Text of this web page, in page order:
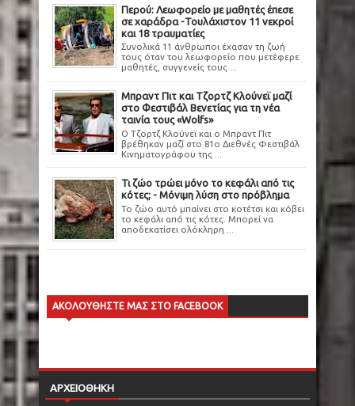
Περού: Λεωφορείο με μαθητές έπεσε
σε χαράδρα -Τουλάχιστον 11 νεκροί
και 18 τραυματίες
Συνολικά 11 άνθρωποι έχασαν τη ζωή
τους όταν του λεωφορείο που μετέφερε
μαθητές, συγγενείς τους ...
Μπραντ Πιτ και Τζορτζ Κλούνεϊ μαζί
στο Φεστιβάλ Βενετίας για τη νέα
ταινία τους «Wolfs»
Ο Τζορτζ Κλούνεϊ και ο Μπραντ Πιτ
βρέθηκαν μαζί στο 81ο Διεθνές Φεστιβάλ
Κινηματογράφου της ...
Τι ζώο τρώει μόνο το κεφάλι από τις
κότες; - Μόνιμη λύση στο πρόβλημα
Το ζώο αυτό μπαίνει στο κοτέτσι και κόβει
το κεφάλι από τις κότες. Μπορεί να
αποδεκατίσει ολόκληρη ...
ΑΚΟΛΟΥΘΗΣΤΕ ΜΑΣ ΣΤΟ FACEBOOK
ΑΡΧΕΙΟΘΗΚΗ